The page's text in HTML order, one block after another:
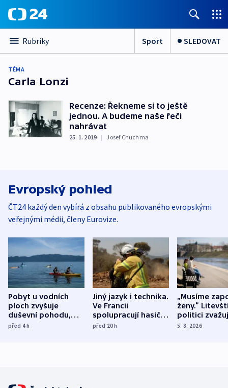
Rubriky Sport SLEDOVAT
TÉMA
Carla Lonzi
Recenze: Řekneme si to ještě
jednou. A budeme naše řeči
nahrávat
25. 1. 2019 | Josef Chuchma
Evropský pohled
ČT24 každý den vybírá z obsahu publikovaného evropskými
veřejnými médii, členy Eurovize.
Pobyt u vodních
ploch zvyšuje
duševní pohodu,
ukázala
před 4h
Jiný jazyk i technika.
Ve Francii
spolupracují hasiči z
různých zemí
před 20h
„Musíme
ženy.“
politici
dohodu o
5. 8. 2026